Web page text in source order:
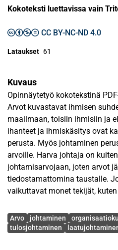
Kokoteksti luettavissa vain
CC BY-NC-ND 4.0
Lataukset 61
Kuvaus
Opinnäytetyö kokotekstinä
Arvot kuvastavat ihmisen
maailmaan, toisiin ihmisiin ja
ihanteet ja ihmiskäsitys ovat
perusta. Myös johtaminen
arvoille. Harva johtaja on
johtamisarvojaan, joten arvot
tiedostamattomina taustalle.
vaikuttavat monet tekijät,
Tässä tutkimuksessa
Avainsanat
Arvo johtaminen
tulosjohtaminen